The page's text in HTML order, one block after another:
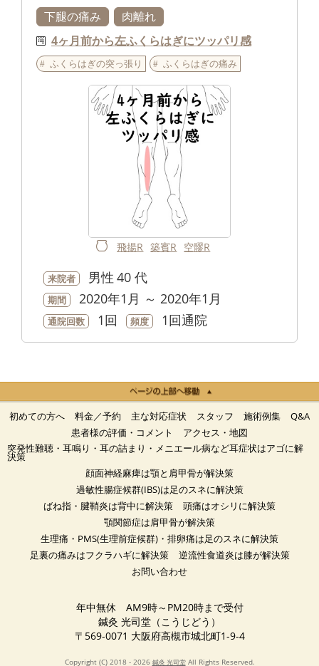
下腿の痛み
肉離れ
4ヶ月前から左ふくらはぎにツッパリ感
ふくらはぎの突っ張り ふくらはぎの痛み
飛揚R 築賓R 空髎R
来院者 男性 40 代
期間 2020年1月 ～ 2020年1月
通院回数 1回 頻度 1回通院
初めての方へ 料金／予約 主な対応症状 スタッフ 施術例集
Q&A
患者様の評価・コメント
アクセス・地図
突発性難聴・耳鳴り・耳の詰まり・メニエール病など耳症状はアゴに解
決策
顔面神経麻痺は顎と肩甲骨が解決策
過敏性腸症候群(IBS)は足のスネに解決策
ばね指・腱鞘炎は背中に解決策
頭痛はオシリに解決策
顎関節症は肩甲骨が解決策
生理痛・PMS(生理前症候群)・排卵痛は足のスネに解決策
足裏の痛みはフクラハギに解決策
逆流性食道炎は膝が解決策
お問い合わせ
年中無休 AM9時～PM20時まで受付
鍼灸 光司堂（こうじどう）
〒569-0071 大阪府高槻市城北町1-9-4
Copyright (C) 2018 - 2026 鍼灸 光司堂All Rights Reserved.